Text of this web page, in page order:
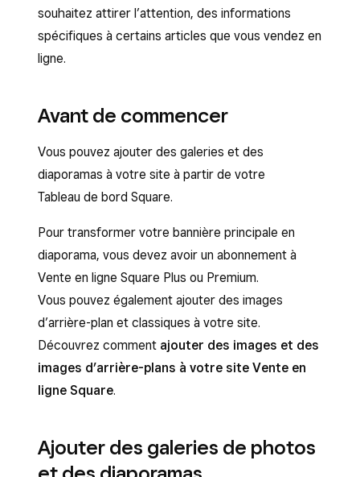
souhaitez attirer l’attention, des informations
spécifiques à certains articles que vous vendez en
ligne.
Avant de commencer
Vous pouvez ajouter des galeries et des
diaporamas à votre site à partir de votre
Tableau de bord Square.
Pour transformer votre bannière principale en
diaporama, vous devez avoir un abonnement à
Vente en ligne Square Plus ou Premium.
Vous pouvez également ajouter des images
d’arrière-plan et classiques à votre site.
Découvrez comment ajouter des images et des
images d’arrière-plans à votre site Vente en
ligne Square.
Ajouter des galeries de photos